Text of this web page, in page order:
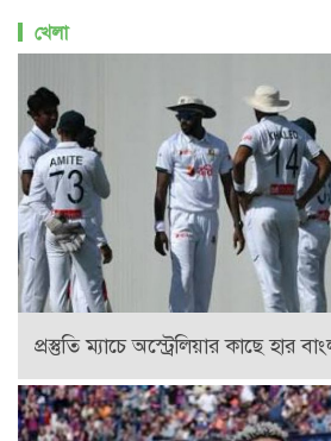
খেলা
প্রস্তুতি ম্যাচে অস্ট্রেলিয়ার কাছে হার